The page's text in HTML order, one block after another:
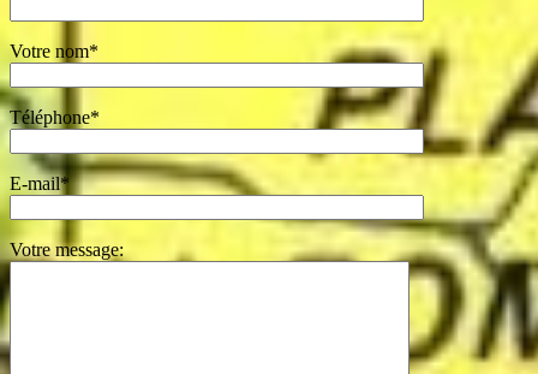
Votre nom*
Téléphone*
E-mail*
Votre message: